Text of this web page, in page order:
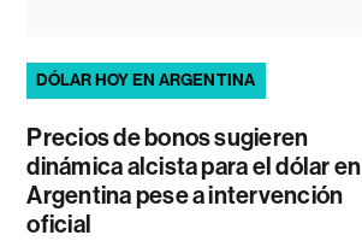
DÓLAR HOY EN ARGENTINA
Precios de bonos sugieren
dinámica alcista para el dólar en
Argentina pese a intervención
oficial